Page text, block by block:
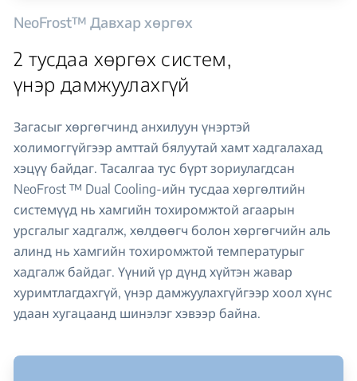
NeoFrost™ Давхар хөргөх
2 тусдаа хөргөх систем,
үнэр дамжуулахгүй
Загасыг хөргөгчинд анхилуун үнэртэй
холимоггүйгээр амттай бялуутай хамт хадгалахад
хэцүү байдаг. Тасалгаа тус бүрт зориулагдсан
NeoFrost ™ Dual Cooling-ийн тусдаа хөргөлтийн
системүүд нь хамгийн тохиромжтой агаарын
урсгалыг хадгалж, хөлдөөгч болон хөргөгчийн аль
алинд нь хамгийн тохиромжтой температурыг
хадгалж байдаг. Үүний үр дүнд хүйтэн жавар
хуримтлагдахгүй, үнэр дамжуулахгүйгээр хоол хүнс
удаан хугацаанд шинэлэг хэвээр байна.